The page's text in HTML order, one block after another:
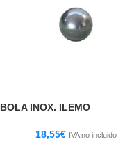
BOLA INOX. ILEMO
18,55€ IVA no incluido